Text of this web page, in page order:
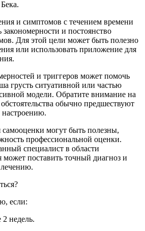
и симптомов с течением времени
и постоянство
Для этой цели может быть полезно
или использовать приложение для
и триггеров может помочь
грусть ситуативной или частью
модели. Обратите внимание на
обычно предшествуют
могут быть полезны,
профессиональной оценки.
специалист в области
может поставить точный диагноз и
если:
недель.